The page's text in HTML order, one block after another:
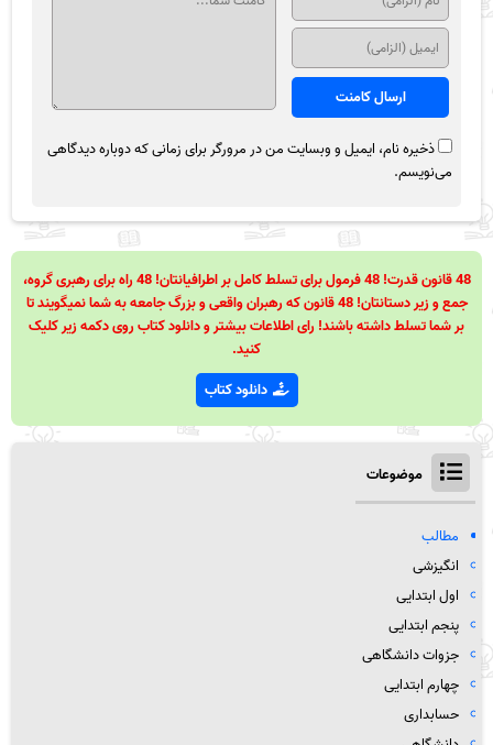
ذخیره نام، ایمیل و وبسایت من در مرورگر برای زمانی که دوباره دیدگاهی
می‌نویسم.
48 قانون قدرت! 48 فرمول برای تسلط کامل بر اطرافیانتان! 48 راه برای رهبری گروه،
جمع و زیر دستانتان! 48 قانون که رهبران واقعی و بزرگ جامعه به شما نمیگویند تا
بر شما تسلط داشته باشند! رای اطلاعات بیشتر و دانلود کتاب روی دکمه زیر کلیک
کنید.
دانلود کتاب
موضوعات
مطالب
انگیزشی
اول ابتدایی
پنجم ابتدایی
جزوات دانشگاهی
چهارم ابتدایی
حسابداری